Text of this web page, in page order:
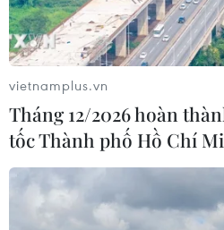
vietnamplus.vn
Tháng 12/2026 hoàn
tốc Thành phố Hồ Chí